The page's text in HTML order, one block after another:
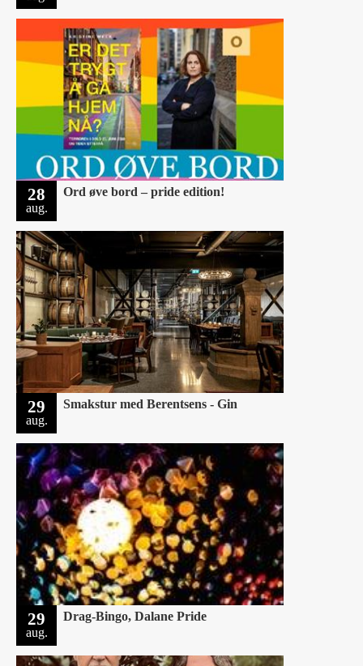
28
aug.
Ord øve bord – pride edition!
29
aug.
Smakstur med Berentsens - Gin
29
aug.
Drag-Bingo, Dalane Pride